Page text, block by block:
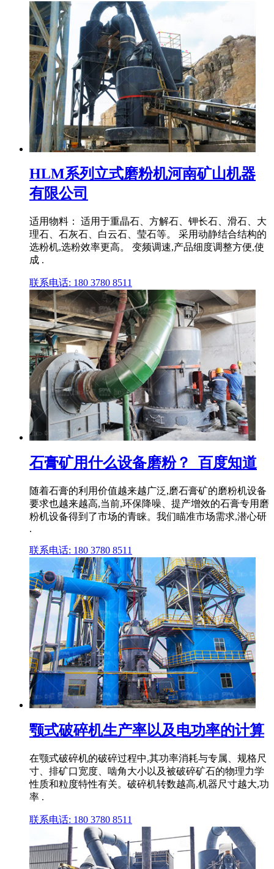
HLM系列立式磨粉机河南矿山机器
有限公司
适用物料： 适用于重晶石、方解石、钾长石、滑石、大
理石、石灰石、白云石、莹石等。 采用动静结合结构的
选粉机,选粉效率更高。 变频调速,产品细度调整方便,使
成 .
联系电话: 180 3780 8511
石膏矿用什么设备磨粉？_百度知道
随着石膏的利用价值越来越广泛,磨石膏矿的磨粉机设备
要求也越来越高,当前,环保降噪、提产增效的石膏专用磨
粉机设备得到了市场的青睐。我们瞄准市场需求,潜心研
.
联系电话: 180 3780 8511
颚式破碎机生产率以及电功率的计算
在颚式破碎机的破碎过程中,其功率消耗与专属、规格尺
寸、排矿口宽度、啮角大小以及被破碎矿石的物理力学
性质和粒度特性有关。破碎机转数越高,机器尺寸越大,功
率 .
联系电话: 180 3780 8511